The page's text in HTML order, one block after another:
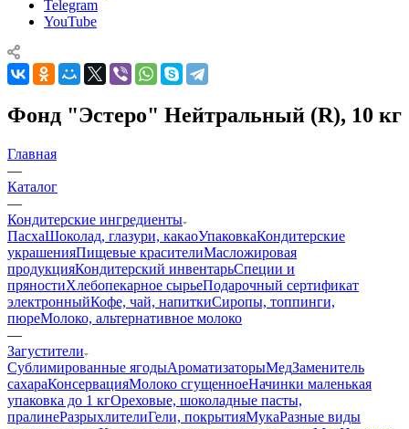
Telegram
YouTube
Фонд "Эстеро" Нейтральный (R), 10 кг
Главная
—
Каталог
—
Кондитерские ингредиенты
ПасхаШоколад, глазури, какаоУпаковкаКондитерские
украшенияПищевые красителиМасложировая
продукцияКондитерский инвентарьСпеции и
пряностиХлебопекарное сырьеПодарочный сертификат
электронныйКофе, чай, напиткиСиропы, топпинги,
пюреМолоко, альтернативное молоко
—
Загустители
Сублимированные ягодыАроматизаторыМедЗаменитель
сахараКонсервацияМолоко сгущенноеНачинки маленькая
упаковка до 1 кгОреховые, шоколадные пасты,
пралинеРазрыхлителиГели, покрытияМукаРазные виды